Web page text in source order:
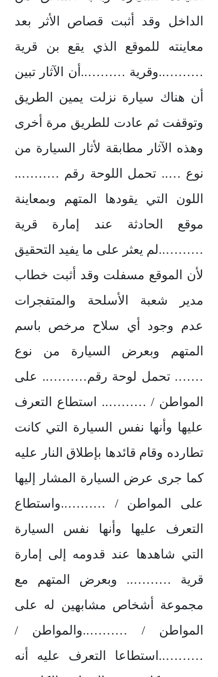
الداخل وقد أثبت قصاص الأثر بعد
معاينته للموقع الذي يقع بن قرية
………..وقرية ………..أن الآثار تبين
أن هناك سيارة نزلت يمين الطريق
وتوقفت ثم عادت للطريق مرة أخرى
وهذه الآثار مطابقة لأثار السيارة من
نوع ….. تحمل اللوحة رقم ………..
اللون التي يقودها المتهم وبمعاينة
موقع الحادثة عند إمارة قرية
………..لم يعثر على ما يفيد التحقيق
لأن الموقع مسفلت وقد أثبت خطاب
مدير شعبة الأسلحة والمتفجرات
عدم وجود أي سلاح مرخص باسم
المتهم وبعرض السيارة من نوع
……. تحمل لوحة رقم……….. على
المواطن / ……….. استطاع التعرف
عليها وأنها نفس السيارة التي كانت
تطارده وقام قائدها بإطلاق النار عليه
كما جرى عرض السيارة المشار إليها
على المواطن / ………..واستطاع
التعرف عليها وأنها نفس السيارة
التي شاهدها عند قدومه إلى إمارة
قرية ……….. وبعرض المتهم مع
مجموعة أشخاص مشابهين له على
المواطن / ………..والمواطن /
………..استطاعا التعرف عليه أنه